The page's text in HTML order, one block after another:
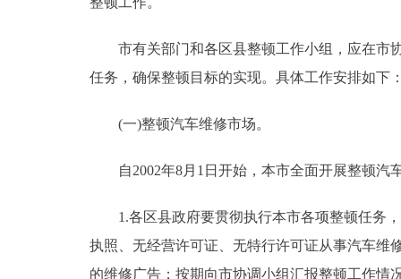
市有关部门和各区县整顿工作小组，应在市协
任务，确保整顿目标的实现。具体工作安排如下
(一)整顿汽车维修市场。
自2002年8月1日开始，本市全面开展整顿汽
1.各区县政府要贯彻执行本市各项整顿任务，
执照、无经营许可证、无特行许可证从事汽车维
的维修广告；按期向市协调小组汇报整顿工作情